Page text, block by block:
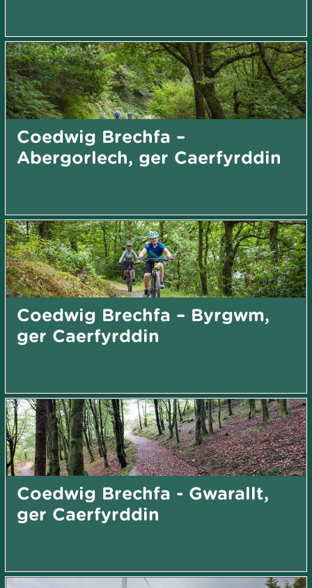
Coedwig Brechfa –
Abergorlech, ger Caerfyrddin
Coedwig Brechfa – Byrgwm,
ger Caerfyrddin
Coedwig Brechfa - Gwarallt,
ger Caerfyrddin